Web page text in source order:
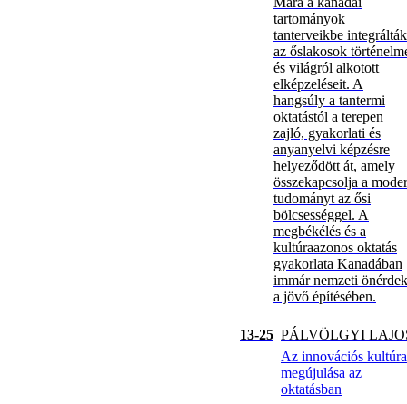
tartományok
tanterveikbe integrálták
az őslakosok
és világról alkotott
elképzeléseit. A
hangsúly a tantermi
oktatástól a terepen
zajló, gyakorlati és
anyanyelvi képzésre
helyeződött át, amely
összekapcsolja a
tudományt az ősi
bölcsességgel. A
megbékélés és a
kultúraazonos oktatás
gyakorlata Kanadában
immár nemzeti önérdek
a jövő építésében.
13-25 PÁLVÖLGYI
Az innovációs kultúra
megújulása az
oktatásban